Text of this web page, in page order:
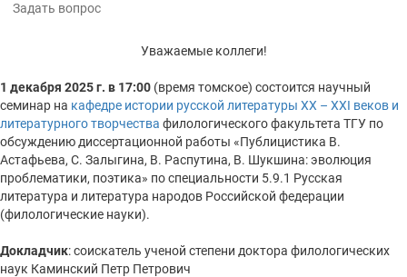
Задать вопрос
Уважаемые коллеги!
1 декабря 2025 г. в 17:00 (время томское) состоится научный
семинар на кафедре истории русской литературы XX – XXI веков и
литературного творчества филологического факультета ТГУ по
обсуждению диссертационной работы «Публицистика В.
Астафьева, С. Залыгина, В. Распутина, В. Шукшина: эволюция
проблематики, поэтика» по специальности 5.9.1 Русская
литература и литература народов Российской федерации
(филологические науки).
Докладчик: соискатель ученой степени доктора филологических
наук Каминский Петр Петрович